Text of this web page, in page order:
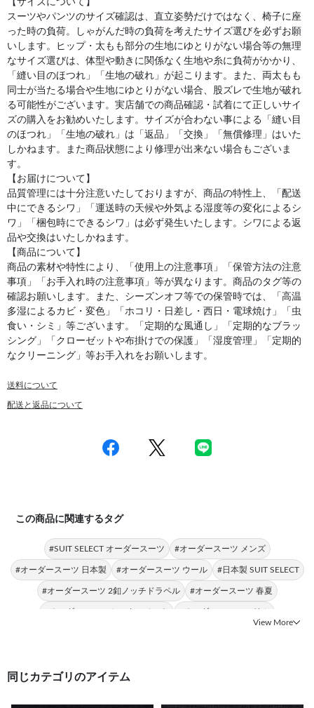
スーツやパンツのサイズ確認は、直立姿勢だけではなく、椅子に座
った時の負荷。しゃがんだ時の負荷を考えたサイズ選びを必ずお願
いします。ヒップ・太もも部分の生地にゆとりがない場合等の無理
なサイズ選びは、体型や動きに関係なく生地や糸に負荷がかかり、
「縫い目のほつれ」「生地の破れ」が起こります。また、両太もも
同士が当たる場合や生地にゆとりがない場合、股ズレで生地が破れ
る可能性がございます。実店舗での商品確認・試着にて正しいサイ
ズの購入をお勧めいたします。サイズが合わない事による「縫い目
のほつれ」「生地の破れ」は「返品」「交換」「無償修理」はいた
しかねます。また商品状態により修理が出来ない場合もございま
す。
【お届けについて】
品質管理には十分注意いたしておりますが、商品の特性上、「配送
中にできるシワ」「運送時の天候や外気よる湿度等の変化によるシ
ワ」「梱包時にできるシワ」は必ず発生いたします。シワによる返
品や交換はいたしかねます。
【商品について】
商品の素材や特性により、「使用上の注意事項」「保管方法の注意
事項」「お手入れ時の注意事項」等が異なります。商品のタグ等の
確認お願いします。また、シーズンオフ等での保管時では、「高温
多湿によるカビ・変色」「ホコリ・日差し・西日・電球焼け」「虫
食い・シミ」等ございます。「定期的な風通し」「定期的なブラッ
シング」「クローゼットや布掛けでの保護」「湿度管理」「定期的
なクリーニング」等お手入れをお願いします。
送料について
配送と返品について
この商品に関連するタグ
#SUIT SELECT オーダースーツ #オーダースーツ メンズ
#オーダースーツ 日本製 #オーダースーツ ウール #日本製 SUIT SELECT
#オーダースーツ 2釦ノッチドラペル #オーダースーツ 春夏
#オーダースーツ センターベント #オーダースーツ スリム
View More
同じカテゴリのアイテム